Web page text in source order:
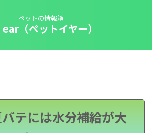
ペットの情報箱
（ペットイヤー）
テには水分補給が大